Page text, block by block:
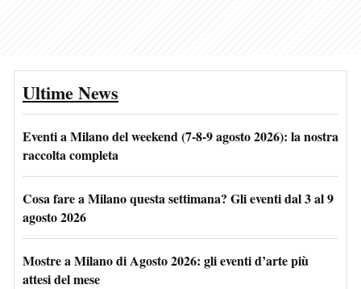
Ultime News
Eventi a Milano del weekend (7-8-9 agosto 2026): la nostra
raccolta completa
Cosa fare a Milano questa settimana? Gli eventi dal 3 al 9
agosto 2026
Mostre a Milano di Agosto 2026: gli eventi d’arte più
attesi del mese